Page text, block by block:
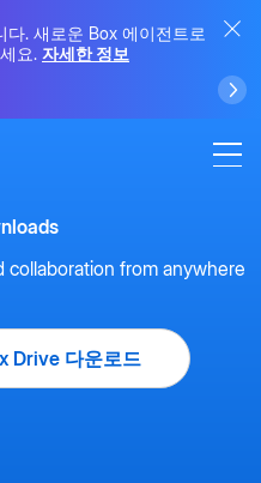
. 새로운 Box 에이전트로
요. 자세한 정보
from anywhere
Drive 다운로드